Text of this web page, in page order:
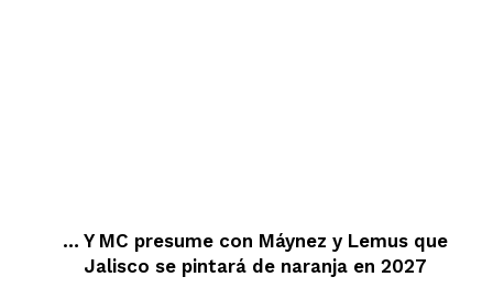
… Y MC presume con Máynez y Lemus que
Jalisco se pintará de naranja en 2027